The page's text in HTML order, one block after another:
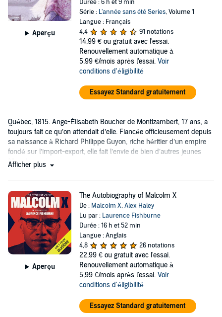
Aperçu
Durée : 6 h et 9 min
Série : L'année sans été Series, Volume 1
Langue : Français
4,4
91 notations
14,99 € ou gratuit avec l'essai.
Renouvellement automatique à
5,99 €/mois après l'essai. Voir
conditions d'éligibilité
Essayez Standard gratuitement
Québec, 1815. Ange-Élisabeth Boucher de Montizambert, 17 ans, a
toujours fait ce qu’on attendait d’elle. Fiancée officieusement depuis
sa naissance à Richard Philippe Guyon, riche héritier d’un empire
fondé sur l’import-export, elle fait l’envie de bien d’autres jeunes
filles de son rang....
Afficher plus
Aperçu
The Autobiography of Malcolm X
De : Malcolm X,Alex Haley
Lu par : Laurence Fishburne
Durée : 16 h et 52 min
Langue : Anglais
4,8
26 notations
22,99 € ou gratuit avec l'essai.
Renouvellement automatique à
5,99 €/mois après l'essai. Voir
conditions d'éligibilité
Essayez Standard gratuitement